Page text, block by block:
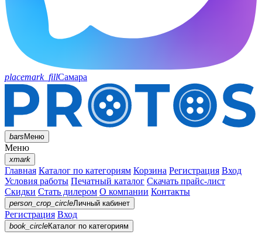
placemark_fillСамара
barsМеню
Меню
xmark
Главная Каталог по категориям Корзина Регистрация Вход
Условия работы Печатный каталог Скачать прайс-лист
Скидки Стать дилером О компании Контакты
person_crop_circleЛичный кабинет
Регистрация Вход
book_circleКаталог по категориям